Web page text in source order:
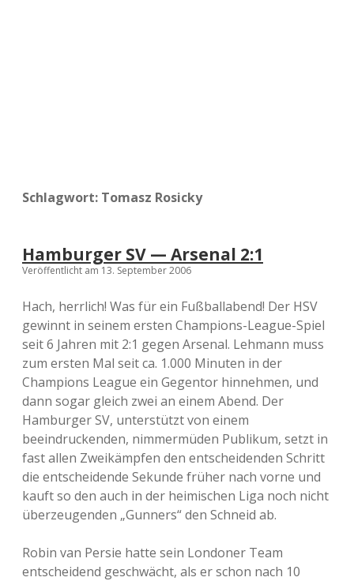
Schlagwort: Tomasz Rosicky
Hamburger SV — Arsenal 2:1
Veröffentlicht am 13. September 2006
Hach, herrlich! Was für ein Fußballabend! Der HSV
gewinnt in seinem ersten Champions-League-Spiel
seit 6 Jahren mit 2:1 gegen Arsenal. Lehmann muss
zum ersten Mal seit ca. 1.000 Minuten in der
Champions League ein Gegentor hinnehmen, und
dann sogar gleich zwei an einem Abend. Der
Hamburger SV, unterstützt von einem
beeindruckenden, nimmermüden Publikum, setzt in
fast allen Zweikämpfen den entscheidenden Schritt
die entscheidende Sekunde früher nach vorne und
kauft so den auch in der heimischen Liga noch nicht
überzeugenden „Gunners“ den Schneid ab.
Robin van Persie hatte sein Londoner Team
entscheidend geschwächt, als er schon nach 10